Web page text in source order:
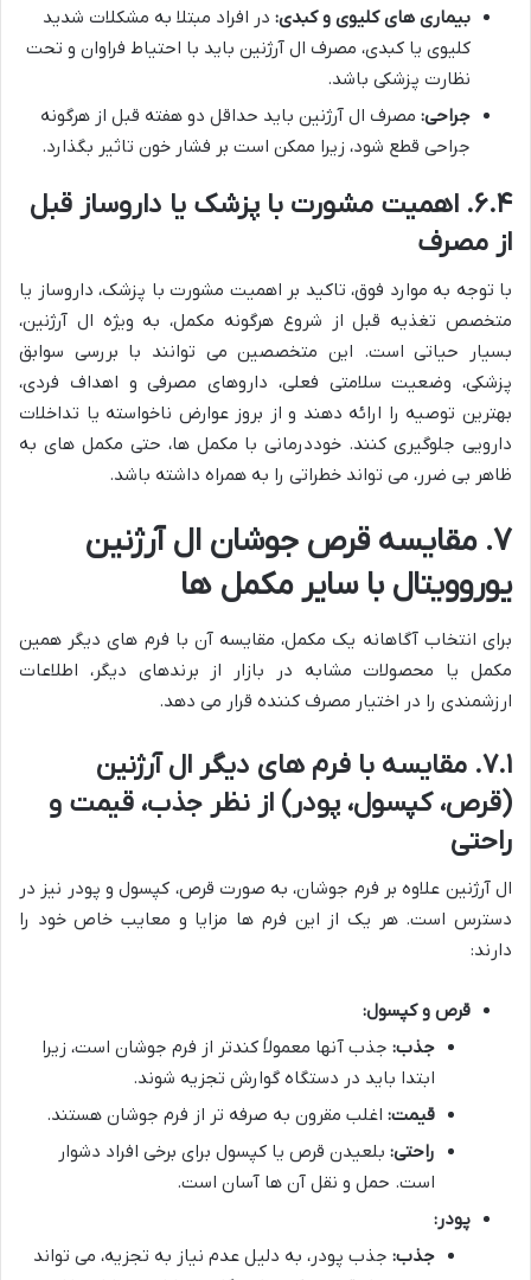
بیماری های کلیوی و کبدی: در افراد مبتلا به مشکلات شدید
کلیوی یا کبدی، مصرف ال آرژنین باید با احتیاط فراوان و تحت
نظارت پزشکی باشد.
جراحی: مصرف ال آرژنین باید حداقل دو هفته قبل از هرگونه
جراحی قطع شود، زیرا ممکن است بر فشار خون تاثیر بگذارد.
۶.۴. اهمیت مشورت با پزشک یا داروساز قبل
از مصرف
با توجه به موارد فوق، تاکید بر اهمیت مشورت با پزشک، داروساز یا
متخصص تغذیه قبل از شروع هرگونه مکمل، به ویژه ال آرژنین،
بسیار حیاتی است. این متخصصین می توانند با بررسی سوابق
پزشکی، وضعیت سلامتی فعلی، داروهای مصرفی و اهداف فردی،
بهترین توصیه را ارائه دهند و از بروز عوارض ناخواسته یا تداخلات
دارویی جلوگیری کنند. خوددرمانی با مکمل ها، حتی مکمل های به
ظاهر بی ضرر، می تواند خطراتی را به همراه داشته باشد.
۷. مقایسه قرص جوشان ال آرژنین
یوروویتال با سایر مکمل ها
برای انتخاب آگاهانه یک مکمل، مقایسه آن با فرم های دیگر همین
مکمل یا محصولات مشابه در بازار از برندهای دیگر، اطلاعات
ارزشمندی را در اختیار مصرف کننده قرار می دهد.
۷.۱. مقایسه با فرم های دیگر ال آرژنین
(قرص، کپسول، پودر) از نظر جذب، قیمت و
راحتی
ال آرژنین علاوه بر فرم جوشان، به صورت قرص، کپسول و پودر نیز در
دسترس است. هر یک از این فرم ها مزایا و معایب خاص خود را
دارند:
قرص و کپسول:
جذب: جذب آنها معمولاً کندتر از فرم جوشان است، زیرا
ابتدا باید در دستگاه گوارش تجزیه شوند.
قیمت: اغلب مقرون به صرفه تر از فرم جوشان هستند.
راحتی: بلعیدن قرص یا کپسول برای برخی افراد دشوار
است. حمل و نقل آن ها آسان است.
پودر:
جذب: جذب پودر، به دلیل عدم نیاز به تجزیه، می تواند